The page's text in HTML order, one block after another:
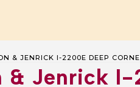
& JENRICK I-2200E DEEP
& Jenrick I-